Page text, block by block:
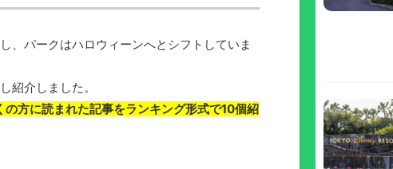
、パークはハロウィーンへとシフトしていま
紹介しました。
方に読まれた記事をランキング形式で10個紹